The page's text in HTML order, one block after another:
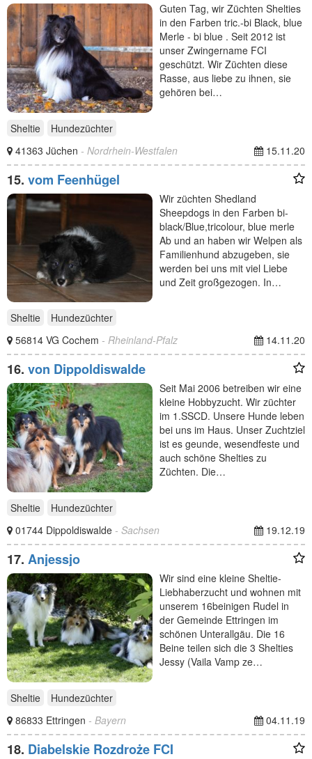
Guten Tag, wir Züchten Shelties
in den Farben tric.-bi Black, blue
Merle - bi blue . Seit 2012 ist
unser Zwingername FCI
geschützt. Wir Züchten diese
Rasse, aus liebe zu ihnen, sie
gehören bei…
Sheltie
Hundezüchter
41363 Jüchen - Nordrhein-Westfalen 15.11.20
15. vom Feenhügel
Wir züchten Shedland
Sheepdogs in den Farben bi-
black/Blue,tricolour, blue merle
Ab und an haben wir Welpen als
Familienhund abzugeben, sie
werden bei uns mit viel Liebe
und Zeit großgezogen. In…
Sheltie
Hundezüchter
56814 VG Cochem - Rheinland-Pfalz 14.11.20
16. von Dippoldiswalde
Seit Mai 2006 betreiben wir eine
kleine Hobbyzucht. Wir züchter
im 1.SSCD. Unsere Hunde leben
bei uns im Haus. Unser Zuchtziel
ist es geunde, wesendfeste und
auch schöne Shelties zu
Züchten. Die…
Sheltie
Hundezüchter
01744 Dippoldiswalde - Sachsen 19.12.19
17. Anjessjo
Wir sind eine kleine Sheltie-
Liebhaberzucht und wohnen mit
unserem 16beinigen Rudel in
der Gemeinde Ettringen im
schönen Unterallgäu. Die 16
Beine teilen sich die 3 Shelties
Jessy (Vaila Vamp ze…
Sheltie
Hundezüchter
86833 Ettringen - Bayern 04.11.19
18. Diabelskie Rozdroże FCI